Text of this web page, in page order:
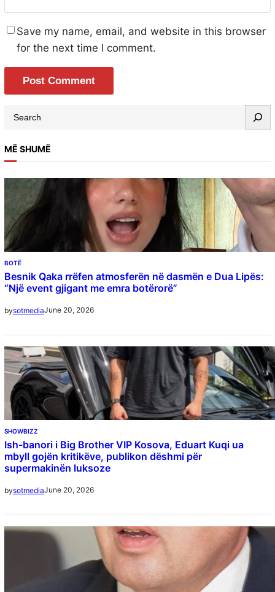
Save my name, email, and website in this browser
for the next time I comment.
MË SHUMË
BOTË
Besnik Qaka rrëfen atmosferën në dasmën e Dua Lipës:
“Një event gjigant me emra botërorë”
bysotmediaJune 20, 2026
SHOWBIZZ
Ish-banori i Big Brother VIP Kosova, Eduart Kuqi ua
mbyll gojën kritikëve, publikon dëshmi për
supermakinën luksoze
bysotmediaJune 20, 2026